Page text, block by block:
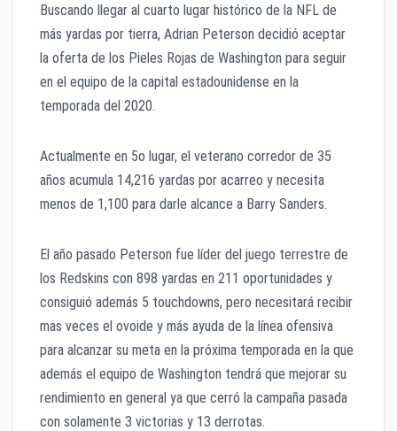
Buscando llegar al cuarto lugar histórico de la NFL de
más yardas por tierra, Adrian Peterson decidió aceptar
la oferta de los Pieles Rojas de Washington para seguir
en el equipo de la capital estadounidense en la
temporada del 2020.
Actualmente en 5o lugar, el veterano corredor de 35
años acumula 14,216 yardas por acarreo y necesita
menos de 1,100 para darle alcance a Barry Sanders.
El año pasado Peterson fue líder del juego terrestre de
los Redskins con 898 yardas en 211 oportunidades y
consiguió además 5 touchdowns, pero necesitará recibir
mas veces el ovoide y más ayuda de la línea ofensiva
para alcanzar su meta en la próxima temporada en la que
además el equipo de Washington tendrá que mejorar su
rendimiento en general ya que cerró la campaña pasada
con solamente 3 victorias y 13 derrotas.